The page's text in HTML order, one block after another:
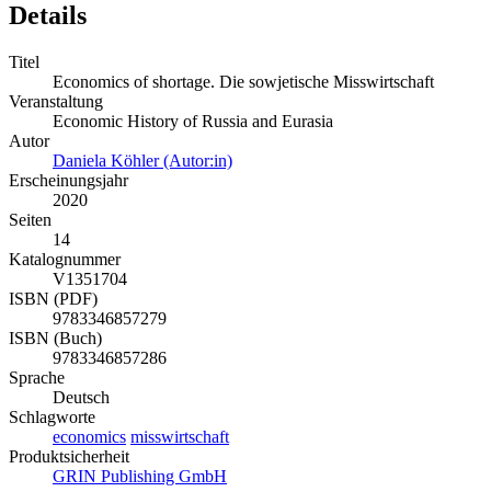
Details
Titel
Economics of shortage. Die sowjetische Misswirtschaft
Veranstaltung
Economic History of Russia and Eurasia
Autor
Daniela Köhler (Autor:in)
Erscheinungsjahr
2020
Seiten
14
Katalognummer
V1351704
ISBN (PDF)
9783346857279
ISBN (Buch)
9783346857286
Sprache
Deutsch
Schlagworte
economics misswirtschaft
Produktsicherheit
GRIN Publishing GmbH